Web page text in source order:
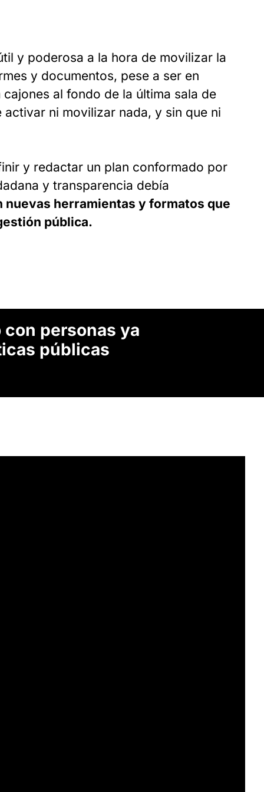
y poderosa a la hora de movilizar la
y documentos, pese a ser en
al fondo de la última sala de
ni movilizar nada, y sin que ni
y redactar un plan conformado por
y transparencia debía
nuevas herramientas y formatos que
pública.
personas ya
públicas